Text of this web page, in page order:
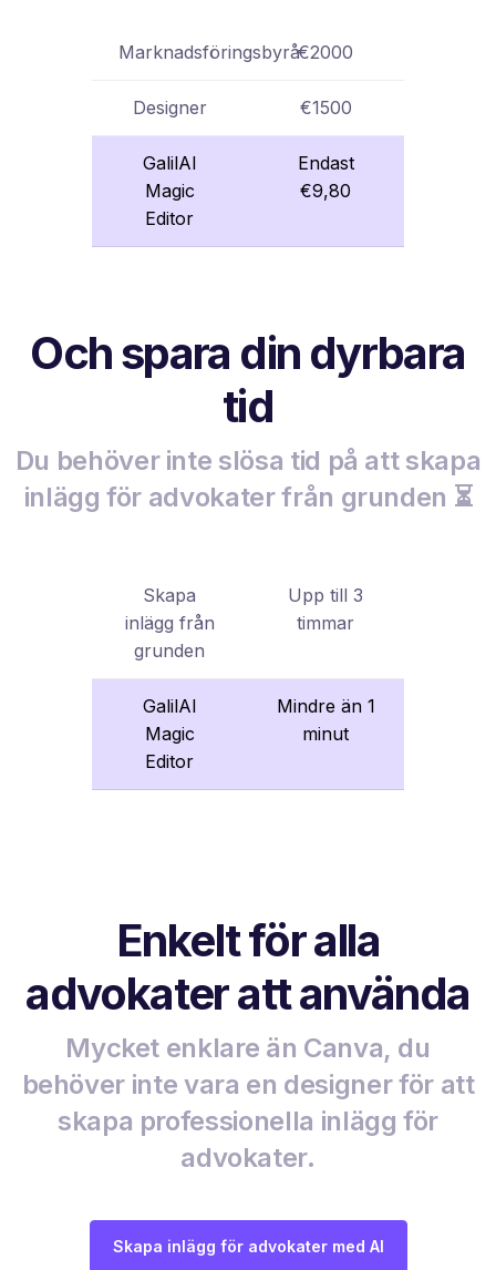
Marknadsföringsbyrå€2000
Designer €1500
GalilAI
Magic
Editor
Endast
€9,80
Och spara din dyrbara
tid
Du behöver inte slösa tid på att skapa
inlägg för advokater från grunden ⏳
Skapa
inlägg från
grunden
Upp till 3
timmar
GalilAI
Magic
Editor
Mindre än 1
minut
Enkelt för alla
advokater att använda
Mycket enklare än Canva, du
behöver inte vara en designer för att
skapa professionella inlägg för
advokater.
Skapa inlägg för advokater med AI